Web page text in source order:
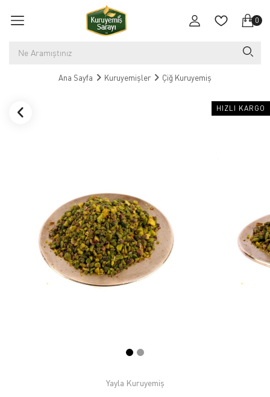
0
Ana Sayfa Kuruyemişler Çiğ Kuruyemiş
HIZLI KARGO
Yayla Kuruyemiş